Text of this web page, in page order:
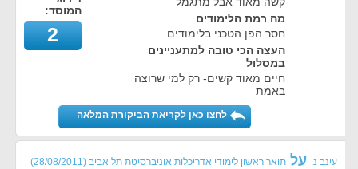
מה רמת הלימודים
חסר הפן הטכני בלימודים
העצה הכי טובה למתעניינים
במסלול
חיים מאוד קשים- רק למי שרוצה
באמת
המוסד:
2
לחצו כאן לקריאת הביקורת המלאה
עינב נ. על תואר ראשון לימודי אדריכלות אוניברסיטת תל אביב (
28/08/2011
)